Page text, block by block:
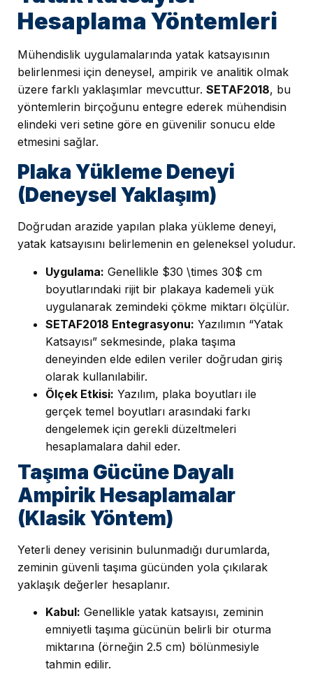
Hesaplama Yöntemleri
Mühendislik uygulamalarında yatak katsayısının
belirlenmesi için deneysel, ampirik ve analitik olmak
üzere farklı yaklaşımlar mevcuttur. SETAF2018, bu
yöntemlerin birçoğunu entegre ederek mühendisin
elindeki veri setine göre en güvenilir sonucu elde
etmesini sağlar.
Plaka Yükleme Deneyi
(Deneysel Yaklaşım)
Doğrudan arazide yapılan plaka yükleme deneyi,
yatak katsayısını belirlemenin en geleneksel yoludur.
Uygulama: Genellikle $30 \times 30$ cm
boyutlarındaki rijit bir plakaya kademeli yük
uygulanarak zemindeki çökme miktarı ölçülür.
SETAF2018 Entegrasyonu: Yazılımın “Yatak
Katsayısı” sekmesinde, plaka taşıma
deneyinden elde edilen veriler doğrudan giriş
olarak kullanılabilir.
Ölçek Etkisi: Yazılım, plaka boyutları ile
gerçek temel boyutları arasındaki farkı
dengelemek için gerekli düzeltmeleri
hesaplamalara dahil eder.
Taşıma Gücüne Dayalı
Ampirik Hesaplamalar
(Klasik Yöntem)
Yeterli deney verisinin bulunmadığı durumlarda,
zeminin güvenli taşıma gücünden yola çıkılarak
yaklaşık değerler hesaplanır.
Kabul: Genellikle yatak katsayısı, zeminin
emniyetli taşıma gücünün belirli bir oturma
miktarına (örneğin 2.5 cm) bölünmesiyle
tahmin edilir.